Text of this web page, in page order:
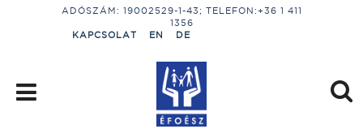
ADÓSZÁM: 19002529-1-43; TELEFON:+36 1 411
1356
KAPCSOLAT
EN DE